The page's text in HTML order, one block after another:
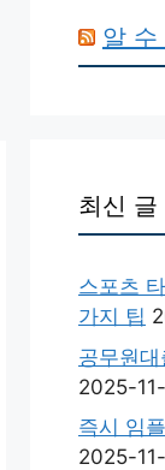
알 수
최신 글
스포츠
가지 팁
공무원
2025-
즉시 임
2025-